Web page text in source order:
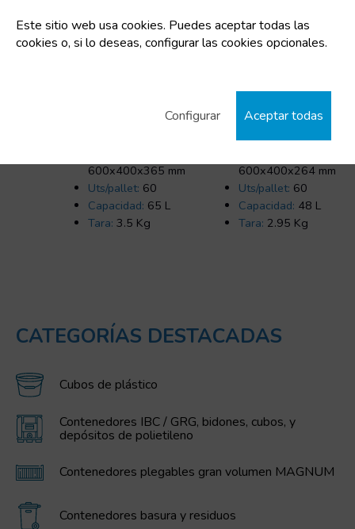
integrada
600x400x365
600x400x365 mm
Uts/pallet: 60
Capacidad: 65 L
Tara: 3.5 Kg
integrada
600x400x264
Código:
600x400x264 mm
Uts/pallet: 60
Capacidad: 48 L
Tara: 2.95 Kg
CATEGORÍAS DESTACADAS
Cubos de plástico
Contenedores IBC / GRG, bidones, cubos, y
depósitos de polietileno
Contenedores plegables gran volumen MAGNUM
Contenedores basura y residuos
Este sitio web usa cookies. Puedes aceptar todas las
cookies o, si lo deseas, configurar las cookies opcionales.
Aceptar todas
Configurar